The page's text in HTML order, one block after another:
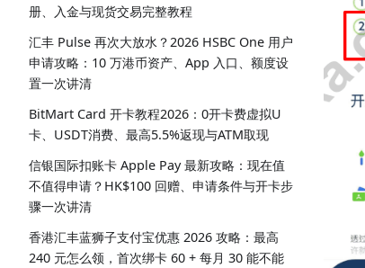
册、入金与现货交易完整教程
汇丰 Pulse 再次大放水？2026 HSBC One 用户
申请攻略：10 万港币资产、App 入口、额度设
置一次讲清
BitMart Card 开卡教程2026：0开卡费虚拟U
卡、USDT消费、最高5.5%返现与ATM取现
信银国际扣账卡 Apple Pay 最新攻略：现在值
不值得申请？HK$100 回赠、申请条件与开卡步
骤一次讲清
香港汇丰蓝狮子支付宝优惠 2026 攻略：最高
240 元怎么领，首次绑卡 60 + 每月 30 能不能